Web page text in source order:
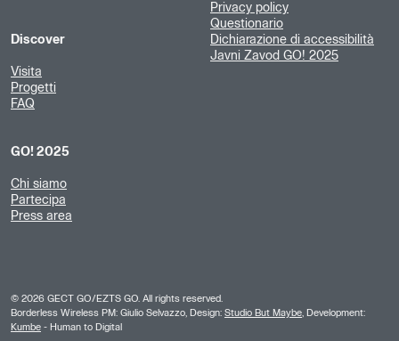
Discover
Visita
Progetti
FAQ
GO! 2025
Chi siamo
Partecipa
Press area
Privacy policy
Questionario
Dichiarazione di accessibilità
Javni Zavod GO! 2025
© 2026 GECT GO/EZTS GO. All rights reserved.
Borderless Wireless PM: Giulio Selvazzo, Design: Studio But Maybe , Development:
Kumbe - Human to Digital